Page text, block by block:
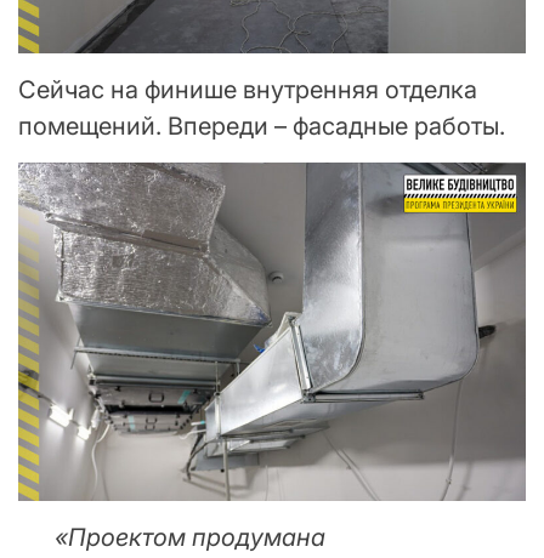
Сейчас на финише внутренняя отделка
помещений. Впереди – фасадные работы.
«Проектом продумана